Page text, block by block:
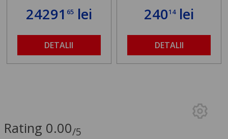
24291 65lei
DETALII
24014lei
DETALII
Rating 0.00/5